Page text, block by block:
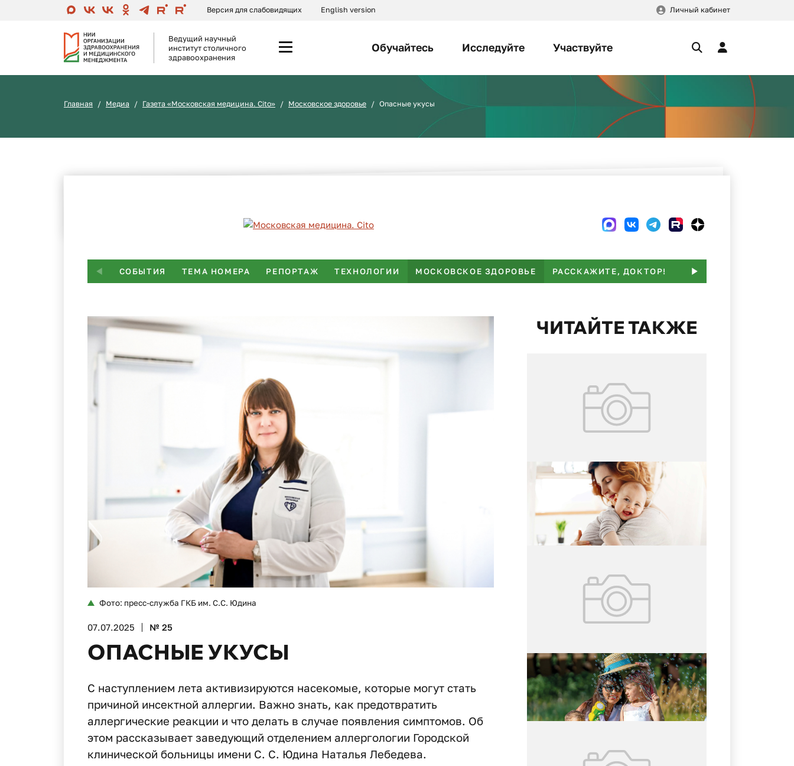
Версия для слабовидящих English version Личный кабинет
Ведущий научный
институт столичного
здравоохранения
Обучайтесь Исследуйте Участвуйте
Главная Медиа Газета «Московская медицина. Cito» Московское здоровье Опасные укусы
СОБЫТИЯ ТЕМА НОМЕРА РЕПОРТАЖ ТЕХНОЛОГИИ МОСКОВСКОЕ ЗДОРОВЬЕ РАССКАЖИТЕ, ДОКТОР! ПАМЯТКА
Фото: пресс-служба ГКБ им. С.С. Юдина
07.07.2025 № 25
ОПАСНЫЕ УКУСЫ
С наступлением лета активизируются насекомые, которые могут стать
причиной инсектной аллергии. Важно знать, как предотвратить
аллергические реакции и что делать в случае появления симптомов. Об
этом рассказывает заведующий отделением аллергологии Городской
клинической больницы имени С. С. Юдина Наталья Лебедева.
ЧИТАЙТЕ ТАКЖЕ
02.08.2026 № 29 (427)
Кормление грудью: мама и
малыш
02.08.2026 № 29 (427)
Счастливая фамилия